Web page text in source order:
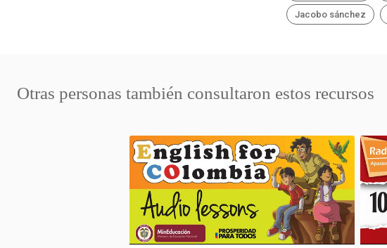
Jacobo sánchez
Otras personas también consultaron estos recursos